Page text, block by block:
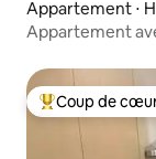
Appartement ⋅
Appartement
Coups de cœur
Coup de